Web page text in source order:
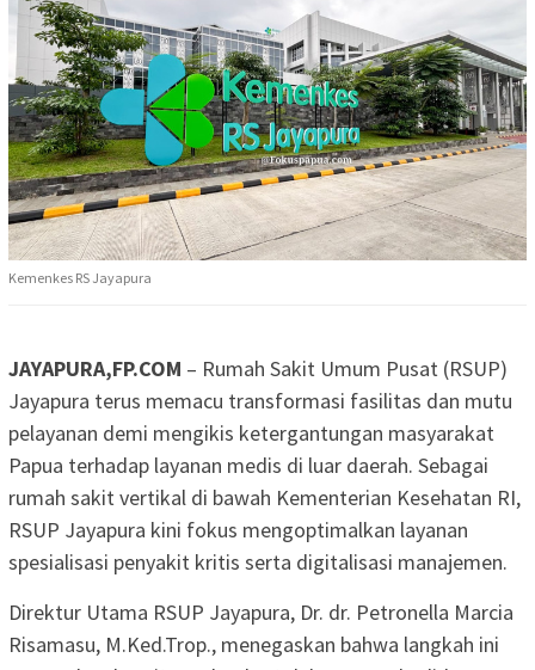
Kemenkes RS Jayapura
JAYAPURA,FP.COM – Rumah Sakit Umum Pusat (RSUP)
Jayapura terus memacu transformasi fasilitas dan mutu
pelayanan demi mengikis ketergantungan masyarakat
Papua terhadap layanan medis di luar daerah. Sebagai
rumah sakit vertikal di bawah Kementerian Kesehatan RI,
RSUP Jayapura kini fokus mengoptimalkan layanan
spesialisasi penyakit kritis serta digitalisasi manajemen.
Direktur Utama RSUP Jayapura, Dr. dr. Petronella Marcia
Risamasu, M.Ked.Trop., menegaskan bahwa langkah ini